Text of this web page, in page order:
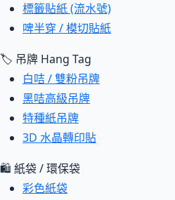
標籤貼紙 (流水號)
啤半穿 / 模切貼紙
🏷 吊牌 Hang Tag
白咭 / 雙粉吊牌
黑咭高級吊牌
特種紙吊牌
3D 水晶轉印貼
🛍 紙袋 / 環保袋
彩色紙袋